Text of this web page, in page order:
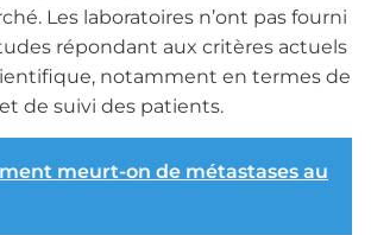
Les laboratoires n’ont pas fourni
répondant aux critères actuels
notamment en termes de
de suivi des patients.
meurt-on de métastases au